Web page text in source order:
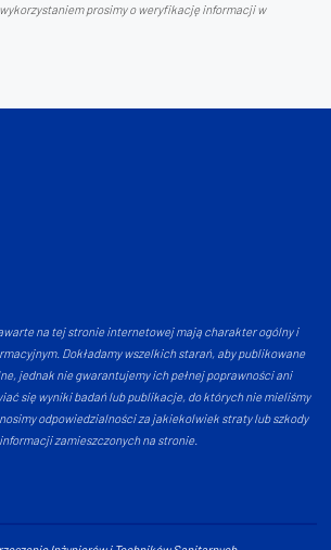
prosimy o weryfikację informacji w
na tej stronie internetowej mają charakter ogólny i
Dokładamy wszelkich starań, aby publikowane
jednak nie gwarantujemy ich pełnej poprawności ani
się wyniki badań lub publikacje, do których nie mieliśmy
odpowiedzialności za jakiekolwiek straty lub szkody
zamieszczonych na stronie.